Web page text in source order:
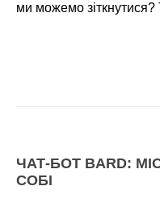
ми можемо зіткнутися?
ЧАТ-БОТ BARD:
СОБІ